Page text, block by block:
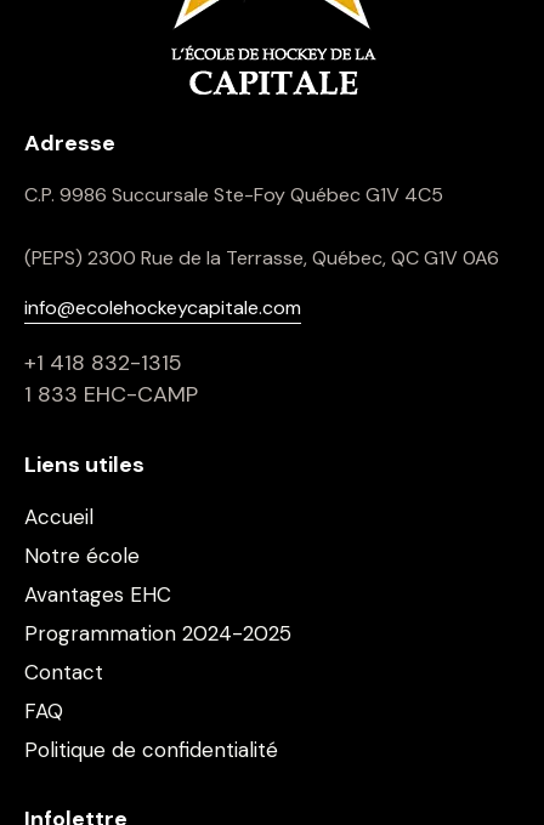
Adresse
C.P. 9986 Succursale Ste-Foy Québec G1V 4C5
(PEPS) 2300 Rue de la Terrasse, Québec, QC G1V 0A6
info@ecolehockeycapitale.com
+1 418 832-1315
1 833 EHC-CAMP
Liens utiles
Accueil
Notre école
Avantages EHC
Programmation 2024-2025
Contact
FAQ
Politique de confidentialité
Infolettre